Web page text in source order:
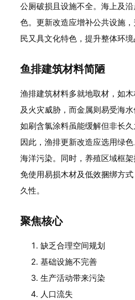
公厕破损且设施不全。海上及
色。更新改造应增补公共设施
民又具文化特色，提升整体环境
鱼排建筑材料简陋
渔排建筑材料多就地取材，如
及火灾威胁，而金属则易受海
如刷含氯涂料虽能缓解但非长久
因此，渔排更新改造应选用绿
海洋污染。同时，养殖区域框
免使用易损木材及低效捆绑方
久性。
聚焦核心
缺乏合理空间规划
基础设施不完善
生产活动带来污染
人口流失